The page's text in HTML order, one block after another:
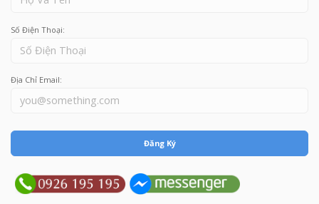
Số Điện Thoại:
Địa Chỉ Email:
Đăng Ký